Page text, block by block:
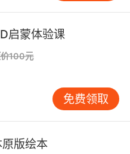
布斯Stay hungry的
（如撒切尔夫人No
、文化符码（如林肯
和哲学思辨（如爱因
）。跟踪数据显示，
的逻辑连贯性提升
形图，误差率从31%
使学员身临华盛顿林
启蒙体验课
100元
免费领取
版绘本